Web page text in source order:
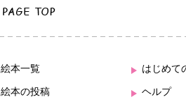
絵本一覧
絵本の投稿
はじめて
ヘルプ